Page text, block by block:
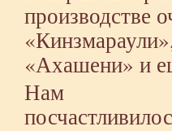
производстве
«Ахашени» и
Нам